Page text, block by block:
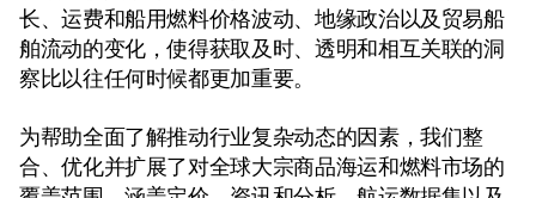
长、运费和船用燃料价格波动、地缘政治以及贸易船
舶流动的变化，使得获取及时、透明和相互关联的洞
察比以往任何时候都更加重要。
为帮助全面了解推动行业复杂动态的因素，我们整
合、优化并扩展了对全球大宗商品海运和燃料市场的